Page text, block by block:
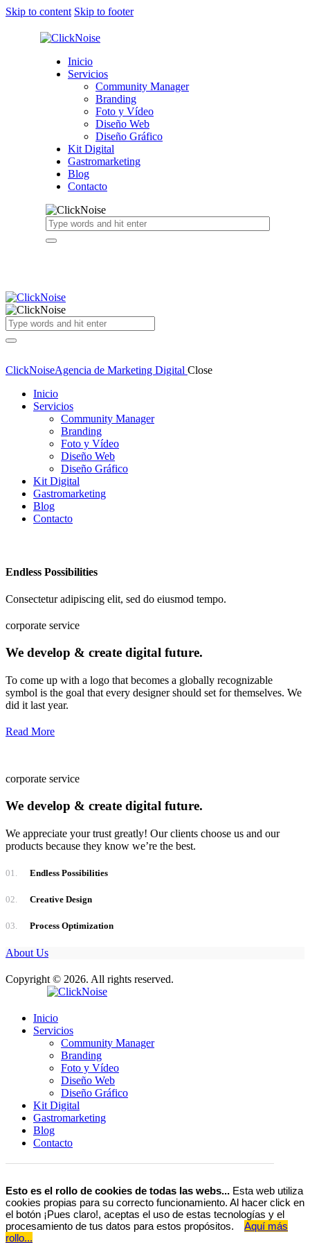
Skip to content Skip to footer
Inicio
Servicios
Community Manager
Branding
Foto y Vídeo
Diseño Web
Diseño Gráfico
Kit Digital
Gastromarketing
Blog
Contacto
ClickNoiseAgencia de Marketing Digital Close
Inicio
Servicios
Community Manager
Branding
Foto y Vídeo
Diseño Web
Diseño Gráfico
Kit Digital
Gastromarketing
Blog
Contacto
Endless Possibilities
Consectetur adipiscing elit, sed do eiusmod tempo.
corporate service
We develop & create digital future.
To come up with a logo that becomes a globally recognizable
symbol is the goal that every designer should set for themselves. We
did it last year.
Read More
corporate service
We develop & create digital future.
We appreciate your trust greatly! Our clients choose us and our
products because they know we’re the best.
01. Endless Possibilities
02. Creative Design
03. Process Optimization
About Us
Copyright © 2026. All rights reserved.
Inicio
Servicios
Community Manager
Branding
Foto y Vídeo
Diseño Web
Diseño Gráfico
Kit Digital
Gastromarketing
Blog
Contacto
Esto es el rollo de cookies de todas las webs... Esta web utiliza
cookies propias para su correcto funcionamiento. Al hacer click en
el botón ¡Pues claro!, aceptas el uso de estas tecnologías y el
procesamiento de tus datos para estos propósitos. Aquí más
rollo...